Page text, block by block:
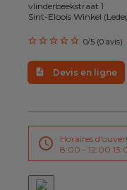
Service client
Promotions
Notre actualité
Nos prestations
vlinderbeekstraat 1
Sint-Eloois Winkel
0/5 (0 avis)
Devis en ligne
Horaires
8:00 - 12:00